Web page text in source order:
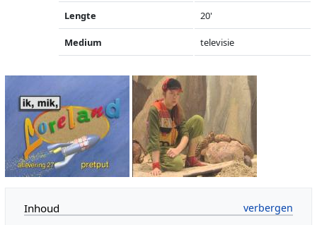
Lengte 20'
Medium televisie
Inhoud